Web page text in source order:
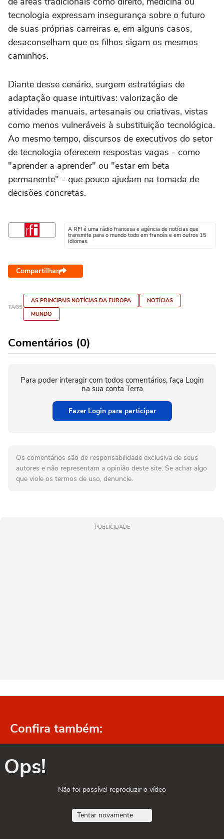
tecnologia expressam insegurança sobre o futuro
de suas próprias carreiras e, em alguns casos,
desaconselham que os filhos sigam os mesmos
caminhos.
Diante desse cenário, surgem estratégias de
adaptação quase intuitivas: valorização de
atividades manuais, artesanais ou criativas, vistas
como menos vulneráveis à substituição tecnológica.
Ao mesmo tempo, discursos de executivos do setor
de tecnologia oferecem respostas vagas - como
"aprender a aprender" ou "estar em beta
permanente" - que pouco ajudam na tomada de
decisões concretas.
A RFI é uma rádio francesa e agência de notícias que
transmite para o mundo todo em francês e em outros 15
idiomas.
Compartilhar
TAGS
AS PRINCIPAIS NOTÍCIAS DA EUROPA
NOTÍCIAS
MUNDO
Comentários (0)
Para poder interagir com todos comentários, faça Login
na sua conta Terra
Fazer Login para participar
Os comentários são de responsabilidade exclusiva de seus
autores e não representam a opinião deste site. Se achar algo
que viole os termos de uso, denuncie.
PUBLICIDADE
Confira também:
Ops!
Não foi possível reproduzir o vídeo
Tentar novamente